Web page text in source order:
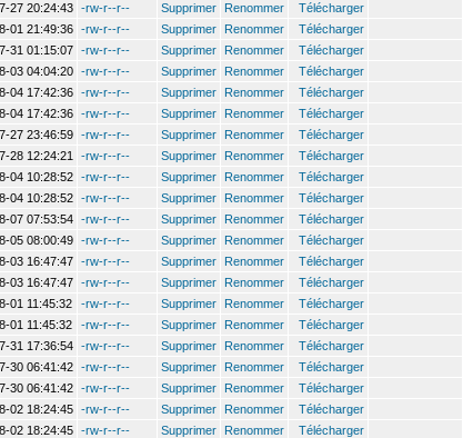
27 20:24:43 -rw-r--r-- Supprimer Renommer
Télécharger
01 21:49:36 -rw-r--r-- Supprimer Renommer
Télécharger
31 01:15:07 -rw-r--r-- Supprimer Renommer
Télécharger
03 04:04:20 -rw-r--r-- Supprimer Renommer
Télécharger
04 17:42:36 -rw-r--r-- Supprimer Renommer
Télécharger
04 17:42:36 -rw-r--r-- Supprimer Renommer
Télécharger
27 23:46:59 -rw-r--r-- Supprimer Renommer
Télécharger
28 12:24:21 -rw-r--r-- Supprimer Renommer
Télécharger
04 10:28:52 -rw-r--r-- Supprimer Renommer
Télécharger
04 10:28:52 -rw-r--r-- Supprimer Renommer
Télécharger
07 07:53:54 -rw-r--r-- Supprimer Renommer
Télécharger
05 08:00:49 -rw-r--r-- Supprimer Renommer
Télécharger
03 16:47:47 -rw-r--r-- Supprimer Renommer
Télécharger
03 16:47:47 -rw-r--r-- Supprimer Renommer
Télécharger
01 11:45:32 -rw-r--r-- Supprimer Renommer
Télécharger
01 11:45:32 -rw-r--r-- Supprimer Renommer
Télécharger
31 17:36:54 -rw-r--r-- Supprimer Renommer
Télécharger
30 06:41:42 -rw-r--r-- Supprimer Renommer
Télécharger
30 06:41:42 -rw-r--r-- Supprimer Renommer
Télécharger
02 18:24:45 -rw-r--r-- Supprimer Renommer
Télécharger
02 18:24:45 -rw-r--r-- Supprimer Renommer
Télécharger